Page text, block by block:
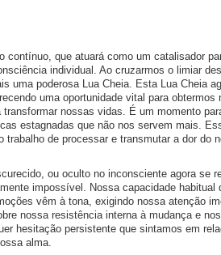
contínuo, que atuará como um catalisador
individual. Ao cruzarmos o limiar
uma poderosa Lua Cheia. Esta Lua Cheia
uma oportunidade vital para
nossas vidas. É um momento
estagnadas que não nos servem mais.
de processar e transmutar a dor do
ou oculto no inconsciente agora se
impossível. Nossa capacidade habitual
vêm à tona, exigindo nossa atenção
nossa resistência interna à mudança e
hesitação persistente que sintamos em
alma.